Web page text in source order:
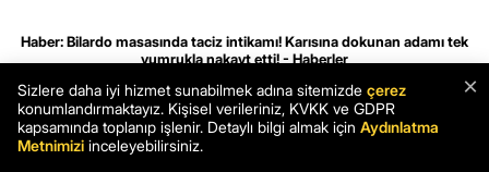
Haber: Bilardo masasında taciz intikamı! Karısına dokunan adamı tek
yumrukla nakavt etti! - Haberler
HaberSon DakikaHaberler
Gizlilik ve çerez ayarları[Hata Bildir]08.08.2026 03:51:21 #7.13# .HCFOK.
×
Sizlere daha iyi hizmet sunabilmek adına sitemizde çerez
konumlandırmaktayız. Kişisel verileriniz, KVKK ve GDPR
kapsamında toplanıp işlenir. Detaylı bilgi almak için Aydınlatma
Metnimizi inceleyebilirsiniz.